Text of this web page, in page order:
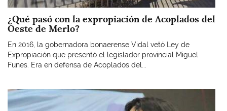
¿Qué pasó con la expropiación de Acoplados del
Oeste de Merlo?
En 2016, la gobernadora bonaerense Vidal vetó Ley de
Expropiación que presentó el legislador provincial Miguel
Funes. Era en defensa de Acoplados del...
Imagen